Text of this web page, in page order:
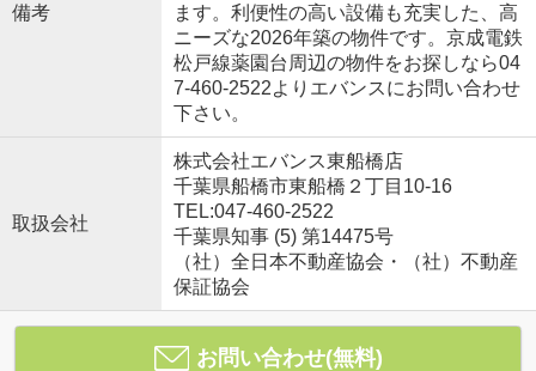
備考
ます。利便性の高い設備も充実した、高
ニーズな2026年築の物件です。京成電鉄
松戸線薬園台周辺の物件をお探しなら04
7-460-2522よりエバンスにお問い合わせ
下さい。
取扱会社
株式会社エバンス東船橋店
千葉県船橋市東船橋２丁目10-16
TEL:047-460-2522
千葉県知事 (5) 第14475号
（社）全日本不動産協会・（社）不動産
保証協会
お問い合わせ(無料)